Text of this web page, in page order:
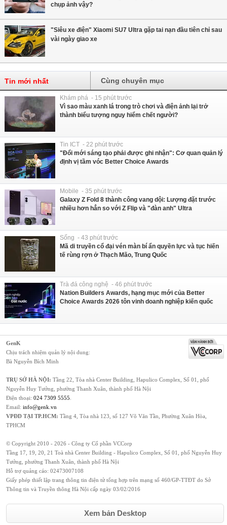
chụp ảnh vậy?
"Siêu xe điện" Xiaomi SU7 Ultra gặp tai nạn đầu tiên chỉ sau
vài ngày giao xe
Tin mới nhất Cùng chuyên mục
Khám phá - 15 phút trước
Vì sao màu xanh lá trong trò chơi và điện ảnh lại trở
thành biểu tượng nguy hiểm chết người?
Tin ICT - 22 phút trước
"Đổi mới sáng tạo phải được ghi nhận": Cơ quan quản lý
định vị tầm vóc Better Choice Awards
Mobile - 35 phút trước
Galaxy Z Fold 8 thành công vang dội: Lượng đặt trước
nhiều hơn hẳn so với Z Flip và "đàn anh" Ultra
Sống - 43 phút trước
Mã di truyền cổ đại vén màn bí ẩn quyền lực và tục hiến
tế rùng rợn ở Thạch Mão, Trung Quốc
Trà đá công nghệ - 46 phút trước
Nation Builders Awards, hạng mục mới của Better
Choice Awards 2026 tôn vinh doanh nghiệp kiến quốc
GenK
Chịu trách nhiệm quản lý nội dung:
Bà Nguyễn Bích Minh
TRỤ SỞ HÀ NỘI: Tầng 22, Tòa nhà Center Building, Hapulico Complex, Số 01, phố
Nguyễn Huy Tưởng, phường Thanh Xuân, thành phố Hà Nội
Điện thoại: 024 7309 5555
Email: info@genk.vn
VPĐD TẠI TP.HCM: Tầng 4, Tòa nhà 123, số 127 Võ Văn Tần, Phường Xuân Hòa,
TPHCM
© Copyright 2010 - 2026 - Công ty Cổ phần VCCorp
Tầng 17, 19, 20, 21 Toà nhà Center Building - Hapulico Complex, Số 01, phố Nguyễn Huy
Tưởng, phường Thanh Xuân, thành phố Hà Nội
Hỗ trợ quảng cáo: 02473007108
Giấy phép thiết lập trang thông tin điện tử tổng hợp trên mạng số 460/GP-TTĐT do Sở
Thông tin và Truyền thông Hà Nội cấp ngày 03/02/2016
Xem bản Desktop